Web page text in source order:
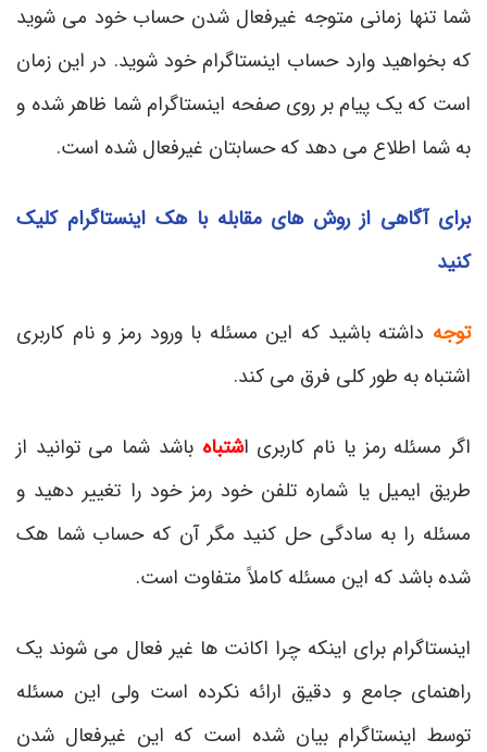
شما تنها زمانی متوجه غیرفعال شدن حساب خود می شوید
که بخواهید وارد حساب اینستاگرام خود شوید. در این زمان
است که یک پیام بر روی صفحه اینستاگرام شما ظاهر شده و
به شما اطلاع می دهد که حسابتان غیرفعال شده است.
برای آگاهی از روش های مقابله با هک اینستاگرام کلیک
کنید
توجه داشته باشید که این مسئله با ورود رمز و نام کاربری
اشتباه به طور کلی فرق می کند.
اگر مسئله رمز یا نام کاربری اشتباه باشد شما می توانید از
طریق ایمیل یا شماره تلفن خود رمز خود را تغییر دهید و
مسئله را به سادگی حل کنید مگر آن که حساب شما هک
شده باشد که این مسئله کاملاً متفاوت است.
اینستاگرام برای اینکه چرا اکانت ها غیر فعال می شوند یک
راهنمای جامع و دقیق ارائه نکرده است ولی این مسئله
توسط اینستاگرام بیان شده است که این غیرفعال شدن